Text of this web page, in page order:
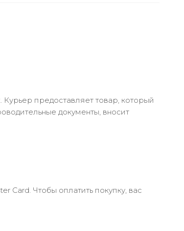
предоставляет товар, который
документы, вносит
Чтобы оплатить покупку, вас